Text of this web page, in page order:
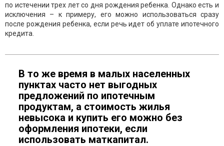
по истечении трех лет со дня рождения ребенка. Однако есть и
исключения – к примеру, его можно использоваться сразу
после рождения ребенка, если речь идет об уплате ипотечного
кредита.
В то же время в малых населенных
пунктах часто нет выгодных
предложений по ипотечным
продуктам, а стоимость жилья
невысока и купить его можно без
оформления ипотеки, если
использовать маткапитал.